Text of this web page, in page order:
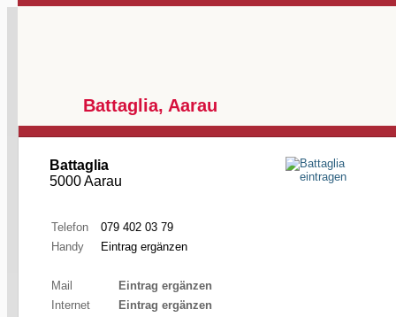
Battaglia, Aarau
Battaglia
5000 Aarau
Telefon
079 402 03 79
Handy
Eintrag ergänzen
Mail
Eintrag ergänzen
Internet
Eintrag ergänzen